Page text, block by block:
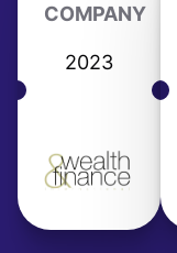
COMPANY
2023